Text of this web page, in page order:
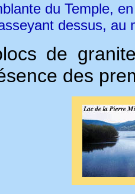
du Temple,
dessus, au
de
des